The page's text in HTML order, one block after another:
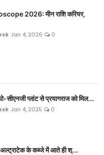
2026: मीन राशि करियर,
Jan 4, 2026 0
सीएनजी प्लांट से प्रयागराज को मिल...
Jan 4, 2025 0
अल्ट्राटेक के कब्जे में आते ही श्...